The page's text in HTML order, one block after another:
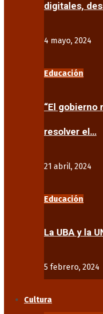
digitales,
4 mayo, 2024
Educación
“El gobierno
resolver el…
21 abril, 2024
Educación
La UBA y la
5 febrero, 2024
Cultura